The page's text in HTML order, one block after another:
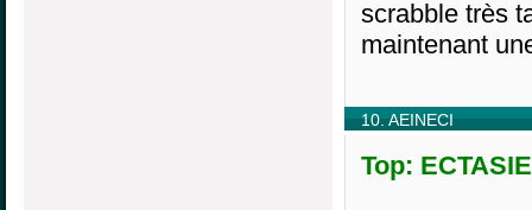
scrabble très
maintenant
10. AEINECI
Top: